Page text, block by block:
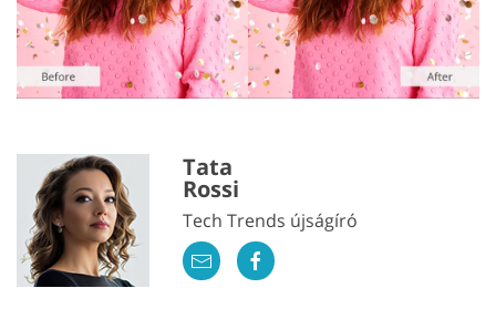
Tata
Rossi
Tech Trends újságíró